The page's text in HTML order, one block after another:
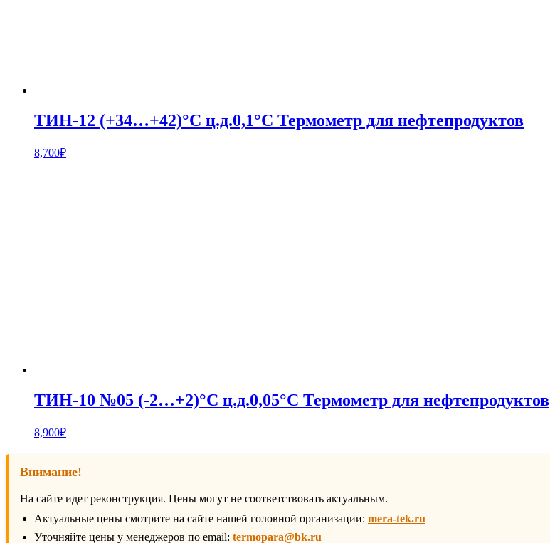
ТИН-12 (+34…+42)°С ц.д.0,1°С Термометр для нефтепродуктов
8,700₽
ТИН-10 №05 (-2…+2)°С ц.д.0,05°С Термометр для нефтепродуктов
8,900₽
Внимание!
На сайте идет реконструкция. Цены могут не соответствовать актуальным.
Актуальные цены смотрите на сайте нашей головной организации: mera-tek.ru
Уточняйте цены у менеджеров по email: termopara@bk.ru